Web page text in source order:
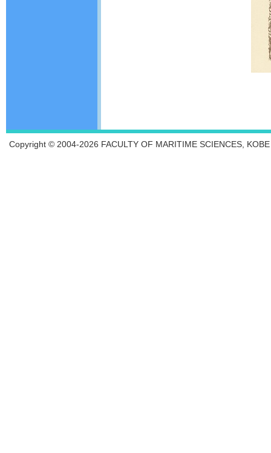
Copyright © 2004-2026 FACULTY OF MARITIME SCIENCES,